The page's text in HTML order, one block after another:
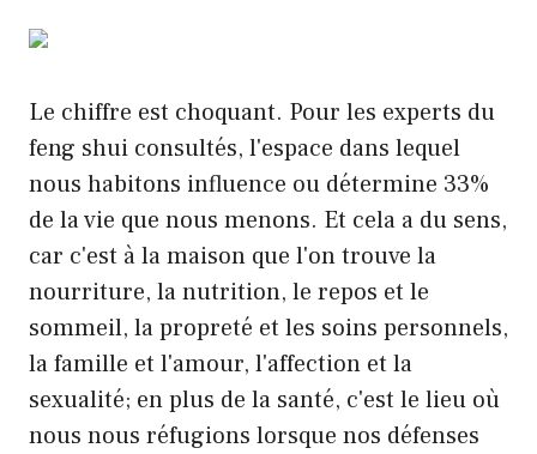
Le chiffre est choquant. Pour les experts du
feng shui consultés, l'espace dans lequel
nous habitons influence ou détermine 33%
de la vie que nous menons. Et cela a du sens,
car c'est à la maison que l'on trouve la
nourriture, la nutrition, le repos et le
sommeil, la propreté et les soins personnels,
la famille et l'amour, l'affection et la
sexualité; en plus de la santé, c'est le lieu où
nous nous réfugions lorsque nos défenses